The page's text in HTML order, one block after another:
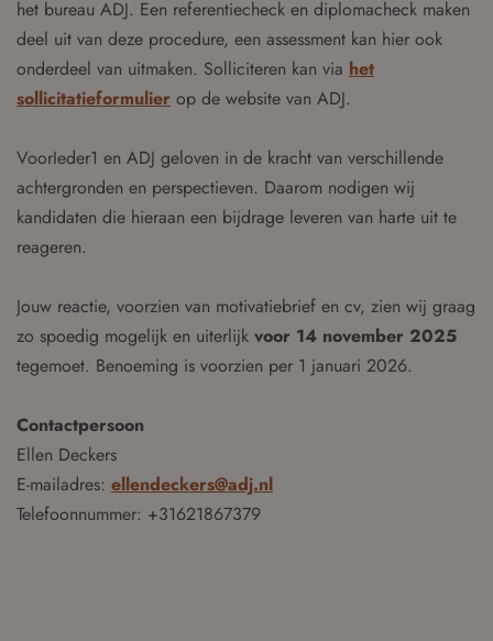
het bureau ADJ. Een referentiecheck en diplomacheck maken
deel uit van deze procedure, een assessment kan hier ook
onderdeel van uitmaken. Solliciteren kan via het
sollicitatieformulier op de website van ADJ.
VoorIeder1 en ADJ geloven in de kracht van verschillende
achtergronden en perspectieven. Daarom nodigen wij
kandidaten die hieraan een bijdrage leveren van harte uit te
reageren.
Jouw reactie, voorzien van motivatiebrief en cv, zien wij graag
zo spoedig mogelijk en uiterlijk voor 14 november 2025
tegemoet. Benoeming is voorzien per 1 januari 2026.
Contactpersoon
Ellen Deckers
E-mailadres: ellendeckers@adj.nl
Telefoonnummer: +31621867379